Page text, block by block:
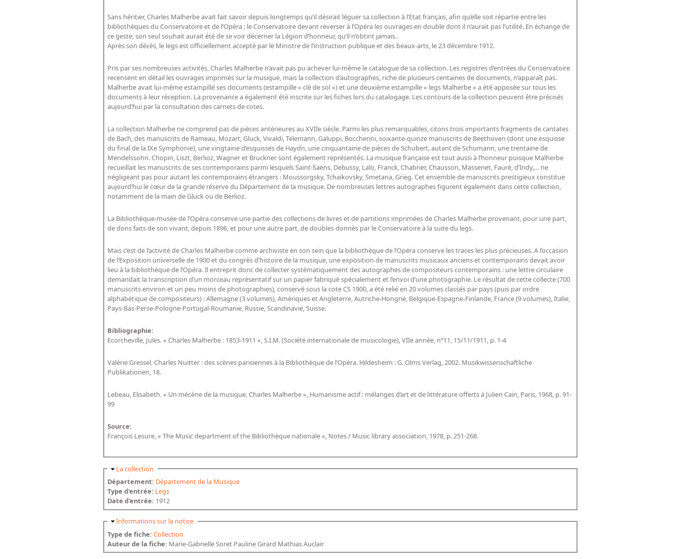
Sans héritier, Charles Malherbe avait fait savoir depuis longtemps qu’il désirait léguer sa collection à l’Etat français, afin qu’elle soit répartie entre les
bibliothèques du Conservatoire et de l’Opéra ; le Conservatoire devant reverser à l’Opéra les ouvrages en double dont il n’aurait pas l’utilité. En échange de
ce geste, son seul souhait aurait été de se voir décerner la Légion d’honneur, qu’il n’obtint jamais.
Après son décès, le legs est officiellement accepté par le Ministre de l’instruction publique et des beaux-arts, le 23 décembre 1912.
Pris par ses nombreuses activités, Charles Malherbe n’avait pas pu achever lui-même le catalogue de sa collection. Les registres d’entrées du Conservatoire
recensent en détail les ouvrages imprimés sur la musique, mais la collection d’autographes, riche de plusieurs centaines de documents, n’apparaît pas.
Malherbe avait lui-même estampillé ses documents (estampille « clé de sol ») et une deuxième estampille « legs Malherbe » a été apposée sur tous les
documents à leur réception. La provenance a également été inscrite sur les fiches lors du catalogage. Les contours de la collection peuvent être précisés
aujourd’hui par la consultation des carnets de cotes.
La collection Malherbe ne comprend pas de pièces antérieures au XVIIe siècle. Parmi les plus remarquables, citons trois importants fragments de cantates
de Bach, des manuscrits de Rameau, Mozart, Gluck, Vivaldi, Telemann, Galuppi, Boccherini, soixante-quinze manuscrits de Beethoven (dont une esquisse
du final de la IXe Symphonie), une vingtaine d’esquisses de Haydn, une cinquantaine de pièces de Schubert, autant de Schumann, une trentaine de
Mendelssohn. Chopin, Liszt, Berlioz, Wagner et Bruckner sont également représentés. La musique française est tout aussi à l’honneur puisque Malherbe
recueillait les manuscrits de ses contemporains parmi lesquels Saint-Saëns, Debussy, Lalo, Franck, Chabrier, Chausson, Massenet, Fauré, d’Indy,… ne
négligeant pas pour autant les contemporains étrangers : Moussorgsky, Tchaïkovsky, Smetana, Grieg. Cet ensemble de manuscrits prestigieux constitue
aujourd’hui le cœur de la grande réserve du Département de la musique. De nombreuses lettres autographes figurent également dans cette collection,
notamment de la main de Gluck ou de Berlioz.
La Bibliothèque-musée de l’Opéra conserve une partie des collections de livres et de partitions imprimées de Charles Malherbe provenant, pour une part,
de dons faits de son vivant, depuis 1896, et pour une autre part, de doubles donnés par le Conservatoire à la suite du legs.
Mais c’est de l’activité de Charles Malherbe comme archiviste en son sein que la bibliothèque de l’Opéra conserve les traces les plus précieuses. A l’occasion
de l’Exposition universelle de 1900 et du congrès d’histoire de la musique, une exposition de manuscrits musicaux anciens et contemporains devait avoir
lieu à la bibliothèque de l’Opéra. Il entreprit donc de collecter systématiquement des autographes de compositeurs contemporains : une lettre circulaire
demandait la transcription d’un morceau représentatif sur un papier fabriqué spécialement et l’envoi d’une photographie. Le résultat de cette collecte (700
manuscrits environ et un peu moins de photographies), conservé sous la cote CS 1900, a été relié en 20 volumes classés par pays (puis par ordre
alphabétique de compositeurs) : Allemagne (3 volumes), Amériques et Angleterre, Autriche-Hongrie, Belgique-Espagne-Finlande, France (9 volumes), Italie,
Pays-Bas-Perse-Pologne-Portugal-Roumanie, Russie, Scandinavie, Suisse.
Bibliographie:
Ecorcheville, Jules. « Charles Malherbe : 1853-1911 », S.I.M. (Société internationale de musicologie), VIIe année, n°11, 15/11/1911, p. 1-4
Valérie Gressel. Charles Nuitter : des scènes parisiennes à la Bibliothèque de l’Opéra. Hildesheim : G. Olms Verlag, 2002. Musikwissenschaftliche
Publikationen, 18.
Lebeau, Elisabeth. « Un mécène de la musique, Charles Malherbe », Humanisme actif : mélanges d’art et de littérature offerts à Julien Cain, Paris, 1968, p. 91-
99
Source:
François Lesure, « The Music department of the Bibliothèque nationale », Notes / Music library association, 1978, p. 251-268.
Masquer
La collection
Département: Département de la Musique
Type d'entrée: Legs
Date d'entrée: 1912
Masquer
Informations sur la notice
Type de fiche:Collection
Auteur de la fiche: Marie-Gabrielle Soret Pauline Girard Mathias Auclair